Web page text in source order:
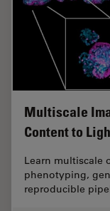
Multiscale
Content to
Learn multiscale
phenotyping,
reproducible